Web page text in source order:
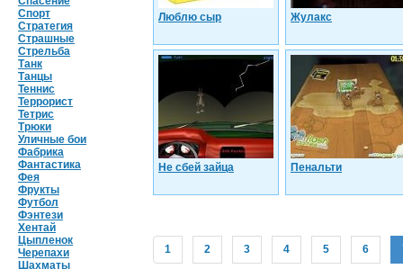
Спорт
Стратегия
Страшные
Стрельба
Танк
Танцы
Теннис
Террорист
Тетрис
Трюки
Уличные бои
Фабрика
Фантастика
Фея
Фрукты
Футбол
Фэнтези
Хентай
Цыпленок
Черепахи
Шахматы
Люблю сыр Жулакс
Не сбей зайца Пенальти
1 2 3 4 5 6